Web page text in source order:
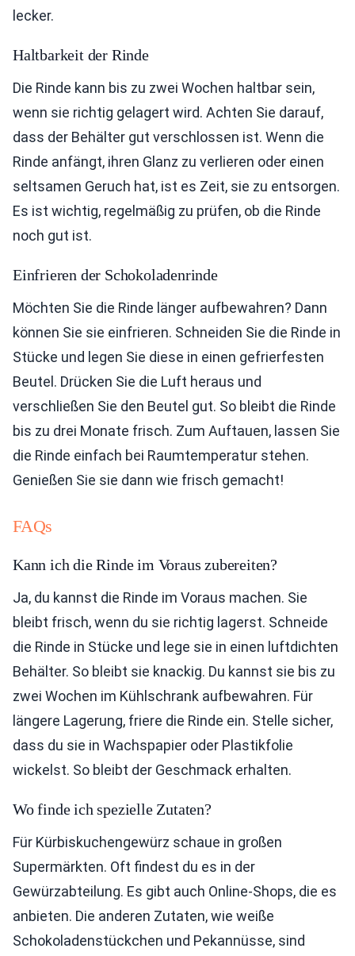
lecker.
Haltbarkeit der Rinde
Die Rinde kann bis zu zwei Wochen haltbar sein,
wenn sie richtig gelagert wird. Achten Sie darauf,
dass der Behälter gut verschlossen ist. Wenn die
Rinde anfängt, ihren Glanz zu verlieren oder einen
seltsamen Geruch hat, ist es Zeit, sie zu entsorgen.
Es ist wichtig, regelmäßig zu prüfen, ob die Rinde
noch gut ist.
Einfrieren der Schokoladenrinde
Möchten Sie die Rinde länger aufbewahren? Dann
können Sie sie einfrieren. Schneiden Sie die Rinde in
Stücke und legen Sie diese in einen gefrierfesten
Beutel. Drücken Sie die Luft heraus und
verschließen Sie den Beutel gut. So bleibt die Rinde
bis zu drei Monate frisch. Zum Auftauen, lassen Sie
die Rinde einfach bei Raumtemperatur stehen.
Genießen Sie sie dann wie frisch gemacht!
FAQs
Kann ich die Rinde im Voraus zubereiten?
Ja, du kannst die Rinde im Voraus machen. Sie
bleibt frisch, wenn du sie richtig lagerst. Schneide
die Rinde in Stücke und lege sie in einen luftdichten
Behälter. So bleibt sie knackig. Du kannst sie bis zu
zwei Wochen im Kühlschrank aufbewahren. Für
längere Lagerung, friere die Rinde ein. Stelle sicher,
dass du sie in Wachspapier oder Plastikfolie
wickelst. So bleibt der Geschmack erhalten.
Wo finde ich spezielle Zutaten?
Für Kürbiskuchengewürz schaue in großen
Supermärkten. Oft findest du es in der
Gewürzabteilung. Es gibt auch Online-Shops, die es
anbieten. Die anderen Zutaten, wie weiße
Schokoladenstückchen und Pekannüsse, sind